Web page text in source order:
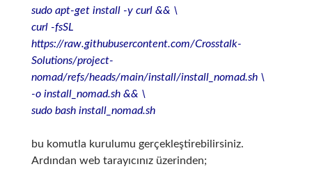
sudo apt-get install -y curl && \
curl -fsSL
https://raw.githubusercontent.com/Crosstalk-
Solutions/project-
nomad/refs/heads/main/install/install_nomad.sh \
-o install_nomad.sh && \
sudo bash install_nomad.sh
bu komutla kurulumu gerçekleştirebilirsiniz.
Ardından web tarayıcınız üzerinden;